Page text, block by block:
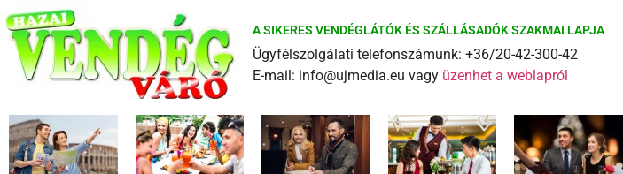
A SIKERES VENDÉGLÁTÓK ÉS SZÁLLÁSADÓK SZAKMAI LAPJA
Ügyfélszolgálati telefonszámunk: +36/20-42-300-42
E-mail: info@ujmedia.eu vagy üzenhet a weblapról